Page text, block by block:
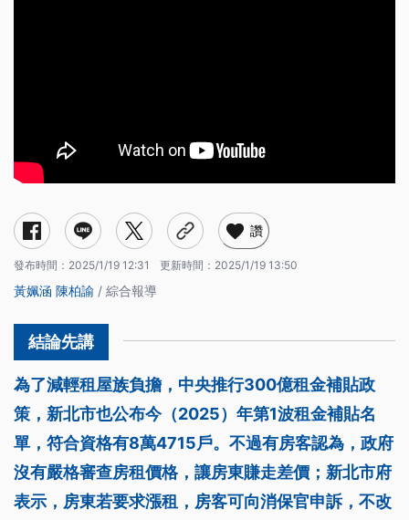
讚
發布時間： 2025/1/19 12:31 更新時間： 2025/1/19 13:50
黃姵涵 陳柏諭 / 綜合報導
為了減輕租屋族負擔，中央推行300億租金補貼政
策，新北市也公布今（2025）年第1波租金補貼名
單，符合資格有8萬4715戶。不過有房客認為，政府
沒有嚴格審查房租價格，讓房東賺走差價；新北市府
表示，房東若要求漲租，房客可向消保官申訴，不改